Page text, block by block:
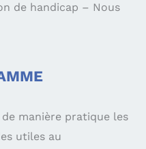
de handicap – Nous
manière pratique les
utiles au